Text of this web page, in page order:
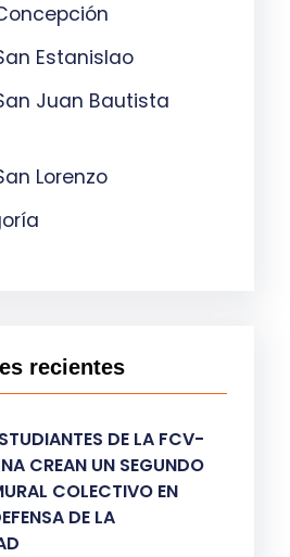
Estanislao
Juan Bautista
Lorenzo
recientes
DE LA FCV-
CREAN UN SEGUNDO
COLECTIVO EN
DE LA